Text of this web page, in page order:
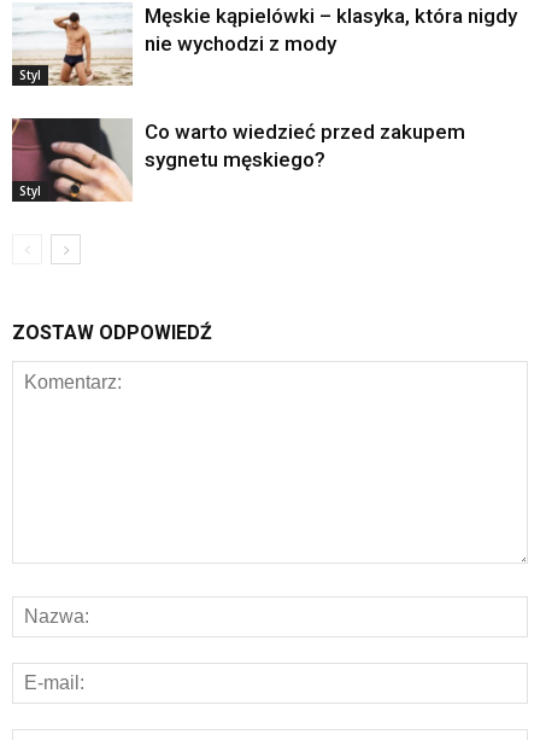
Styl
Męskie kąpielówki – klasyka, która nigdy
nie wychodzi z mody
Styl
Co warto wiedzieć przed zakupem
sygnetu męskiego?
ZOSTAW ODPOWIEDŹ